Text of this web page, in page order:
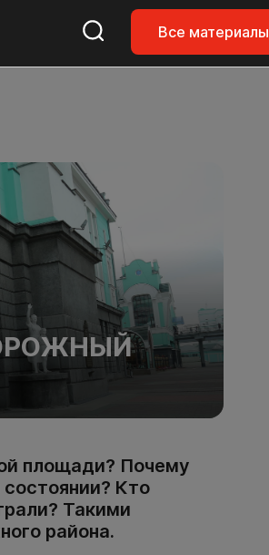
Все материалы
площади? Почему
Кто
Такими
района.